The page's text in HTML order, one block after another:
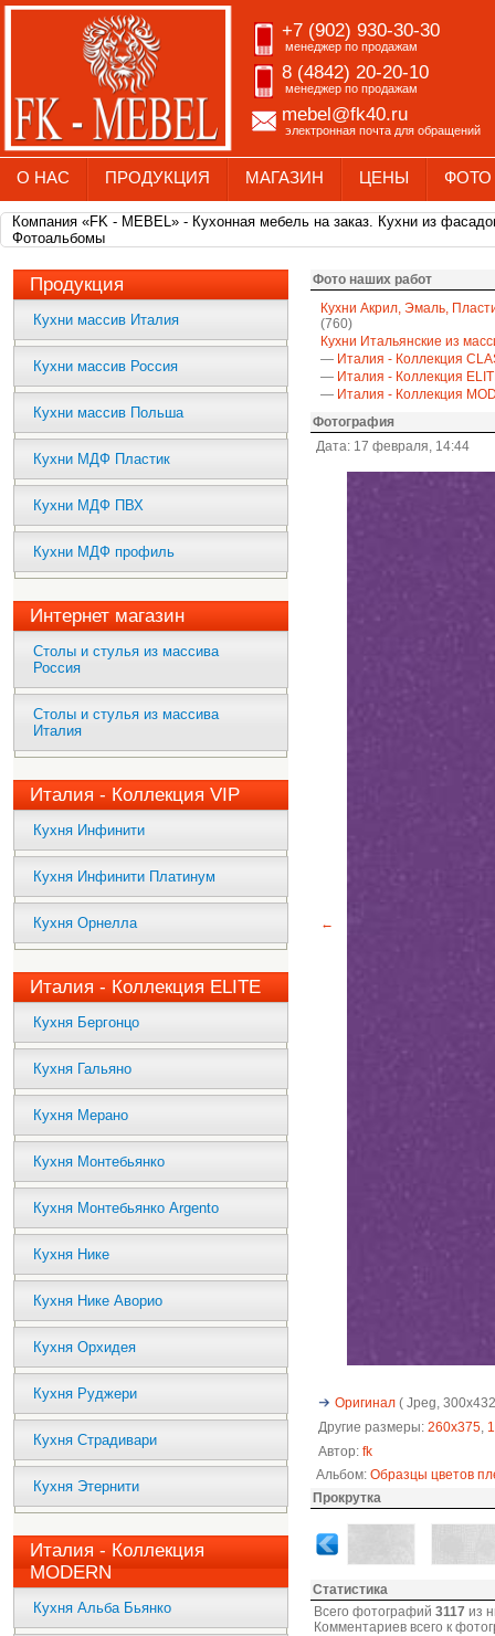
+7 (902) 930-30-30
менеджер по продажам
8 (4842) 20-20-10
менеджер по продажам
mebel@fk40.ru
электронная почта для обращений
О НАС ПРОДУКЦИЯ МАГАЗИН ЦЕНЫ ФОТО
Компания «FK - MEBEL» - Кухонная мебель на заказ. Кухни из
Фотоальбомы
Продукция
Кухни массив Италия
Кухни массив Россия
Кухни массив Польша
Кухни МДФ Пластик
Кухни МДФ ПВХ
Кухни МДФ профиль
Интернет магазин
Столы и стулья из массива
Россия
Столы и стулья из массива
Италия
Италия - Коллекция VIP
Кухня Инфинити
Кухня Инфинити Платинум
Кухня Орнелла
Италия - Коллекция ELITE
Кухня Бергонцо
Кухня Гальяно
Кухня Мерано
Кухня Монтебьянко
Кухня Монтебьянко Argento
Кухня Нике
Кухня Нике Аворио
Кухня Орхидея
Кухня Руджери
Кухня Страдивари
Кухня Этернити
Италия - Коллекция
MODERN
Кухня Альба Бьянко
Фото наших работ
Кухни Акрил, Эмаль,
(760)
Кухни Итальянские из
— Италия - Коллекция
— Италия - Коллекция
— Италия - Коллекция
Фотография
Дата: 17 февраля, 14:44
←
Оригинал ( Jpeg,
Другие размеры: 260x375,
Автор: fk
Альбом: Образцы цветов
Прокрутка
Статистика
Всего фотографий 3117 из
Комментариев всего к